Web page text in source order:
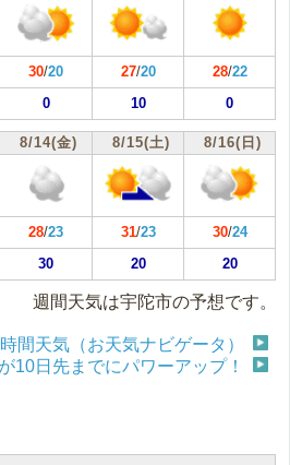
30/20 27/20 28/22
0 10 0
8/14(金) 8/15(土) 8/16(日)
28/23 31/23 30/24
30 20 20
週間天気は宇陀市の予想です。
間天気（お天気ナビゲータ）
10日先までにパワーアップ！